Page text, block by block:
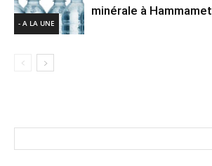
- A LA UNE
minérale à Hammamet